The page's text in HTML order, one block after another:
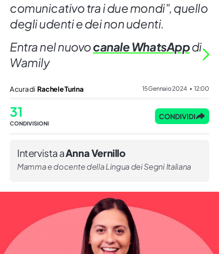
comunicativo tra i due mondi", quello
degli udenti e dei non udenti.
Entra nel nuovocanale WhatsAppdi
Wamily
A cura di Rachele Turina 15 Gennaio 2024 12:00
31
CONDIVISIONI
CONDIVIDI
Intervista aAnna Vernillo
Mamma e docente della Lingua dei Segni Italiana